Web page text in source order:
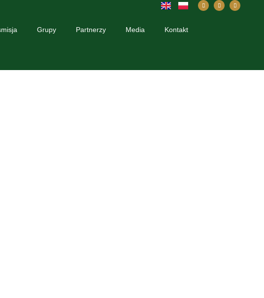
Grupy Partnerzy Media Kontakt